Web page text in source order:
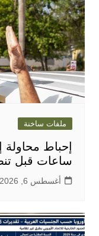
ملفات ساخنة
إحباط محاولة
ساعات قبل
أغسطس 6, 2026